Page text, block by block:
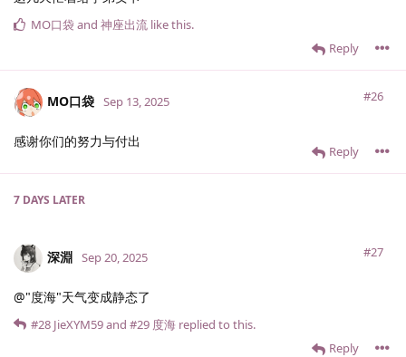
Reply
MO口袋 and 神座出流 like this.
MO口袋 #26
Sep 13, 2025
感谢你们的努力与付出
Reply
7 DAYS LATER
深淵 #27
Sep 20, 2025
@"度海"天气变成静态了
Reply
#28 JieXYM59and #29 度海 replied to this.